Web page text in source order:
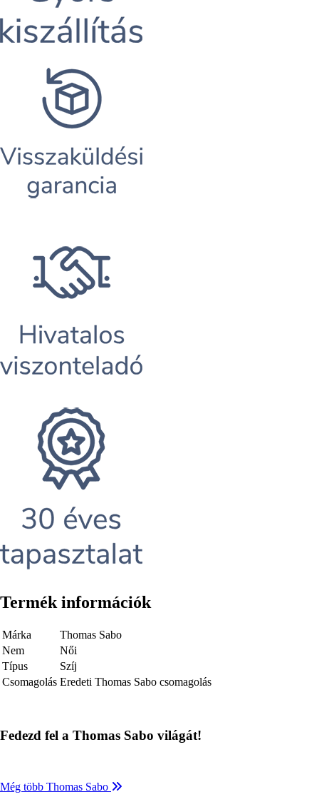
Termék információk
Márka
Thomas Sabo
Nem
Női
Típus
Szíj
Csomagolás Eredeti Thomas Sabo csomagolás
Fedezd fel a Thomas Sabo világát!
Még több Thomas Sabo